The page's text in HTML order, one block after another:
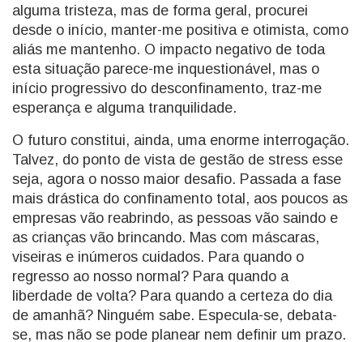
alguma tristeza, mas de forma geral, procurei
desde o início, manter-me positiva e otimista, como
aliás me mantenho. O impacto negativo de toda
esta situação parece-me inquestionável, mas o
início progressivo do desconfinamento, traz-me
esperança e alguma tranquilidade.
O futuro constitui, ainda, uma enorme interrogação.
Talvez, do ponto de vista de gestão de stress esse
seja, agora o nosso maior desafio. Passada a fase
mais drástica do confinamento total, aos poucos as
empresas vão reabrindo, as pessoas vão saindo e
as crianças vão brincando. Mas com máscaras,
viseiras e inúmeros cuidados. Para quando o
regresso ao nosso normal? Para quando a
liberdade de volta? Para quando a certeza do dia
de amanhã? Ninguém sabe. Especula-se, debata-
se, mas não se pode planear nem definir um prazo.